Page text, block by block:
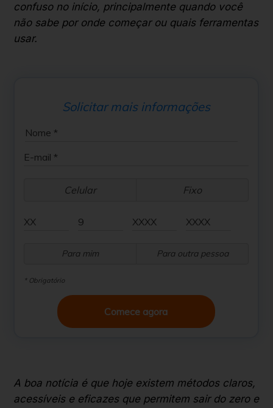
confuso no início, principalmente quando você
não sabe por onde começar ou quais ferramentas
usar.
Solicitar mais informações
Celular Fixo
Para mim Para outra pessoa
* Obrigatório
Comece agora
A boa notícia é que hoje existem métodos claros,
acessíveis e eficazes que permitem sair do zero e